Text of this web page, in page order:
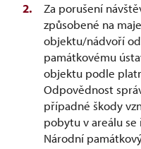
Za porušení
způsobené na
objektu/nádvoří
památkovému
objektu podle
Odpovědnost
případné škody
pobytu v areálu
Národní